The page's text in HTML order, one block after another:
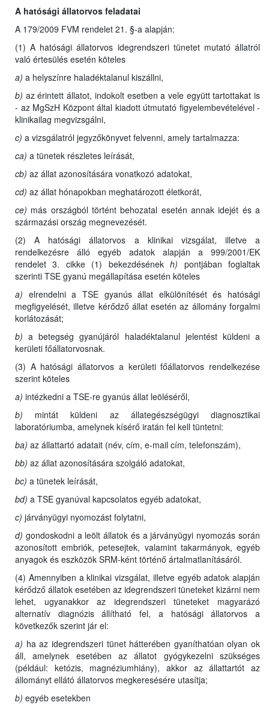
A hatósági állatorvos feladatai
A 179/2009 FVM rendelet 21. §-a alapján:
(1) A hatósági állatorvos idegrendszeri tünetet mutató állatról
való értesülés esetén köteles
a) a helyszínre haladéktalanul kiszállni,
b) az érintett állatot, indokolt esetben a vele együtt tartottakat is
- az MgSzH Központ által kiadott útmutató figyelembevételével -
klinikailag megvizsgálni,
c) a vizsgálatról jegyzőkönyvet felvenni, amely tartalmazza:
ca) a tünetek részletes leírását,
cb) az állat azonosítására vonatkozó adatokat,
cd) az állat hónapokban meghatározott életkorát,
ce) más országból történt behozatal esetén annak idejét és a
származási ország megnevezését.
(2) A hatósági állatorvos a klinikai vizsgálat, illetve a
rendelkezésre álló egyéb adatok alapján a 999/2001/EK
rendelet 3. cikke (1) bekezdésénekh) pontjában foglaltak
szerinti TSE gyanú megállapítása esetén köteles
a) elrendelni a TSE gyanús állat elkülönítését és hatósági
megfigyelését, illetve kérődző állat esetén az állomány forgalmi
korlátozását;
b)a betegség gyanújáról haladéktalanul jelentést küldeni a
kerületi főállatorvosnak.
(3) A hatósági állatorvos a kerületi főállatorvos rendelkezése
szerint köteles
a) intézkedni a TSE-re gyanús állat leöléséről,
b) mintát küldeni az állategészségügyi diagnosztikai
laboratóriumba, amelynek kísérő iratán fel kell tüntetni:
ba) az állattartó adatait (név, cím, e-mail cím, telefonszám),
bb) az állat azonosítására szolgáló adatokat,
bc) a tünetek leírását,
bd) a TSE gyanúval kapcsolatos egyéb adatokat,
c) járványügyi nyomozást folytatni,
d) gondoskodni a leölt állatok és a járványügyi nyomozás során
azonosított embriók, petesejtek, valamint takarmányok, egyéb
anyagok és eszközök SRM-ként történő ártalmatlanításáról.
(4) Amennyiben a klinikai vizsgálat, illetve egyéb adatok alapján
kérődző állatok esetében az idegrendszeri tüneteket kizárni nem
lehet, ugyanakkor az idegrendszeri tüneteket magyarázó
alternatív diagnózis állítható fel, a hatósági állatorvos a
következők szerint jár el:
a) ha az idegrendszeri tünet hátterében gyaníthatóan olyan ok
áll, amelynek esetében az állatot gyógykezelni szükséges
(például: ketózis, magnéziumhiány), akkor az állattartót az
állományt ellátó állatorvos megkeresésére utasítja;
b) egyéb esetekben